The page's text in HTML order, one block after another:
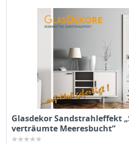
Glasdekor Sandstrahleffekt
verträumte Meeresbucht“